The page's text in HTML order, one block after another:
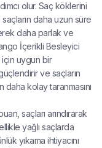
olur. Saç köklerini
daha uzun süre
daha parlak ve
İçerikli Besleyici
için uygun bir
ve saçların
daha kolay taranmasını
saçları arındırarak
yağlı saçlarda
yıkama ihtiyacını